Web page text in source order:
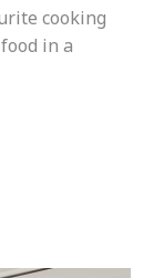
cooking
in a